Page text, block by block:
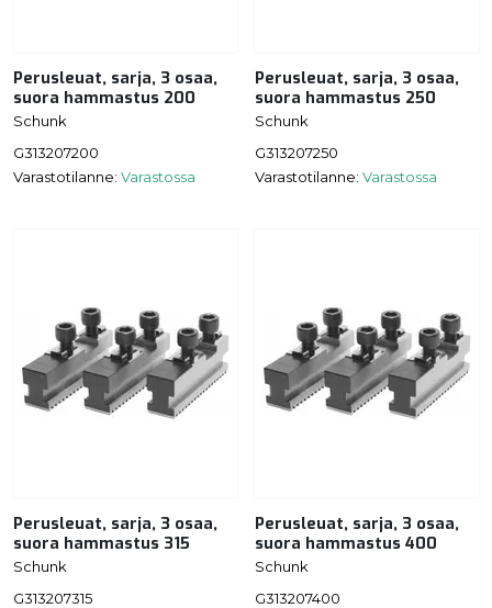
Perusleuat, sarja, 3 osaa,
suora hammastus 200
Schunk
G313207200
Varastotilanne: Varastossa
Perusleuat, sarja, 3 osaa,
suora hammastus 250
Schunk
G313207250
Varastotilanne: Varastossa
Perusleuat, sarja, 3 osaa,
suora hammastus 315
Schunk
G313207315
Perusleuat, sarja, 3 osaa,
suora hammastus 400
Schunk
G313207400